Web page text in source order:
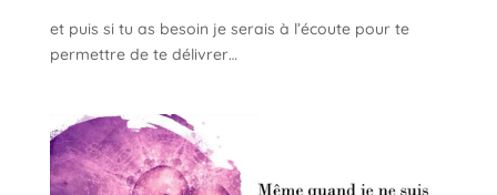
et puis si tu as besoin je serais à l’écoute pour te
permettre de te délivrer…